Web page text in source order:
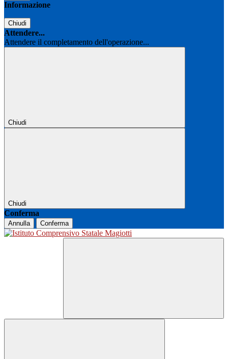
Informazione
Chiudi
Attendere...
Attendere il completamento dell'operazione...
Chiudi
Chiudi
Conferma
Annulla Conferma